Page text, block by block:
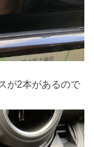
が2本があるので